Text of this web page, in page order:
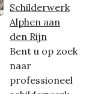
Schilderwerk
Alphen aan
den Rijn
Bent u op zoek
naar
professioneel